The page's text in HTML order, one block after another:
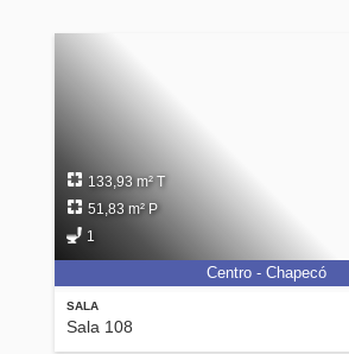
SALA
Sala 108
133,93 m² T
51,83 m² P
1
Centro - Chapecó